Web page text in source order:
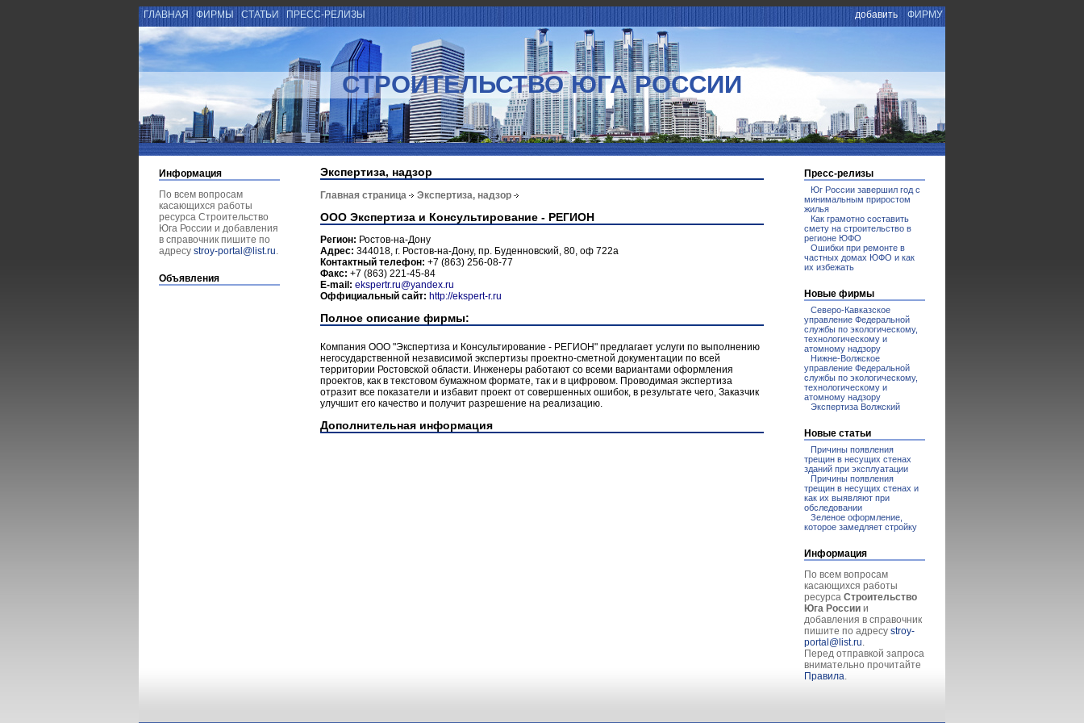
ГЛАВНАЯ ФИРМЫ СТАТЬИ ПРЕСС-РЕЛИЗЫ добавить ФИРМУ
СТРОИТЕЛЬСТВО ЮГА РОССИИ
Информация
По всем вопросам
касающихся работы
ресурса Строительство
Юга России и добавления
в справочник пишите по
адресу stroy-portal@list.ru.
Объявления
Экспертиза, надзор
Главная страница Экспертиза, надзор
ООО Экспертиза и Консультирование - РЕГИОН
Регион: Ростов-на-Дону
Адрес: 344018, г. Ростов-на-Дону, пр. Буденновский, 80, оф 722а
Контактный телефон: +7 (863) 256-08-77
Факс: +7 (863) 221-45-84
E-mail: ekspertr.ru@yandex.ru
Оффициальный сайт: http://ekspert-r.ru
Полное описание фирмы:
Компания ООО "Экспертиза и Консультирование - РЕГИОН" предлагает услуги по выполнению
негосударственной независимой экспертизы проектно-сметной документации по всей
территории Ростовской области. Инженеры работают со всеми вариантами оформления
проектов, как в текстовом бумажном формате, так и в цифровом. Проводимая экспертиза
отразит все показатели и избавит проект от совершенных ошибок, в результате чего, Заказчик
улучшит его качество и получит разрешение на реализацию.
Дополнительная информация
Пресс-релизы
Юг России завершил год с
минимальным приростом
жилья
Как грамотно составить
смету на строительство в
регионе ЮФО
Ошибки при ремонте в
частных домах ЮФО и как
их избежать
Новые фирмы
Северо-Кавказское
управление Федеральной
службы по экологическому,
технологическому и
атомному надзору
Нижне-Волжское
управление Федеральной
службы по экологическому,
технологическому и
атомному надзору
Экспертиза Волжский
Новые статьи
Причины появления
трещин в несущих стенах
зданий при эксплуатации
Причины появления
трещин в несущих стенах и
как их выявляют при
обследовании
Зеленое оформление,
которое замедляет стройку
Информация
По всем вопросам
касающихся работы
ресурса Строительство
Юга России и
добавления в справочник
пишите по адресу stroy-
portal@list.ru.
Перед отправкой запроса
внимательно прочитайте
Правила.